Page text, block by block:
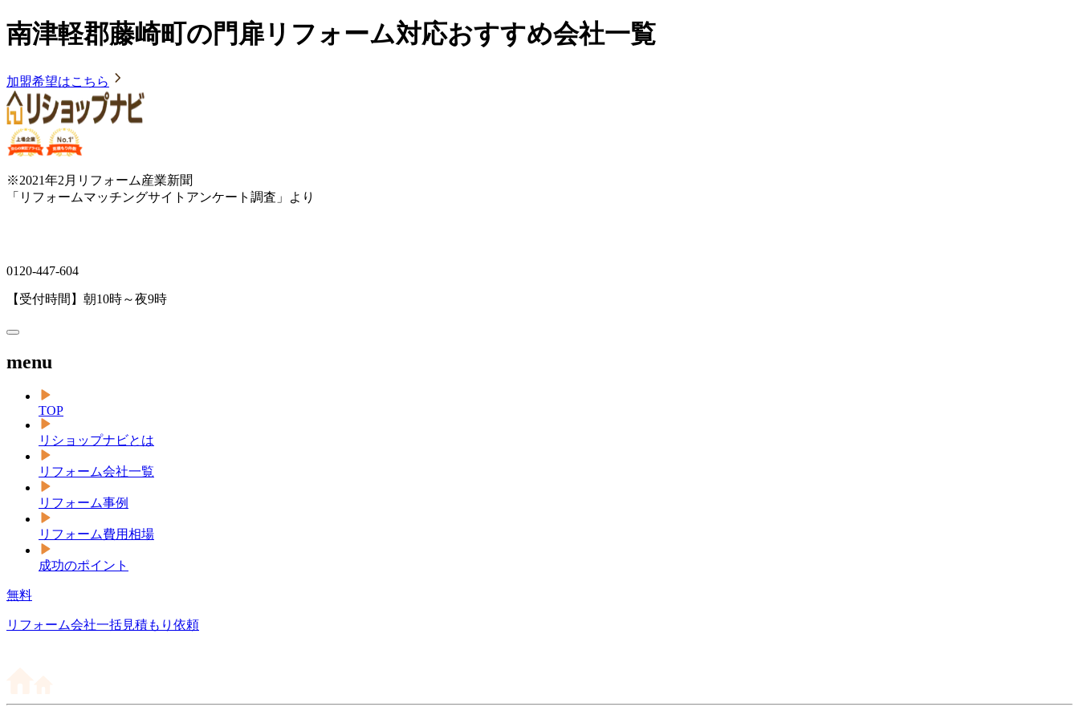
南津軽郡藤崎町の門扉リフォーム対応おすすめ会社一覧
加盟希望はこちら
※2021年2月リフォーム産業新聞
「リフォームマッチングサイトアンケート調査」より
0120-447-604
【受付時間】朝10時～夜9時
menu
TOP
リショップナビとは
リフォーム会社一覧
リフォーム事例
リフォーム費用相場
成功のポイント
無料
リフォーム会社一括見積もり依頼